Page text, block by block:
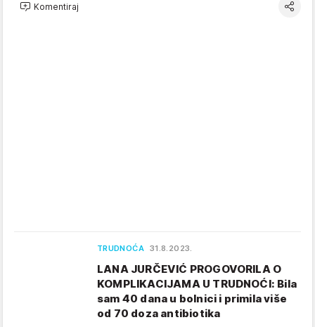
Komentiraj
TRUDNOĆA 31.8.2023.
LANA JURČEVIĆ PROGOVORILA O
KOMPLIKACIJAMA U TRUDNOĆI: Bila
sam 40 dana u bolnici i primila više
od 70 doza antibiotika